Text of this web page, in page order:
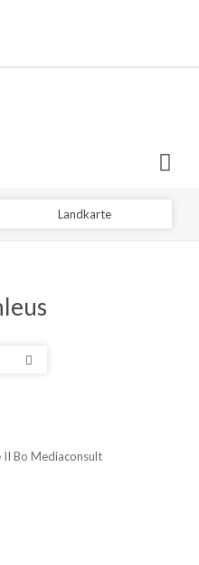
Landkarte
Bo Mediaconsult